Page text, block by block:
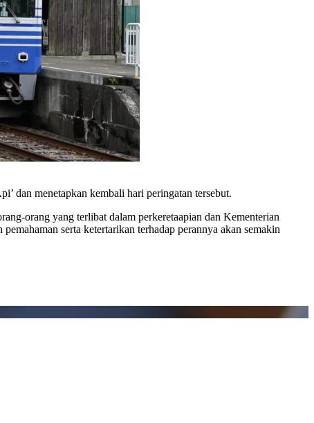
dan menetapkan kembali hari peringatan tersebut.
orang yang terlibat dalam perkeretaapian dan Kementerian
serta ketertarikan terhadap perannya akan semakin